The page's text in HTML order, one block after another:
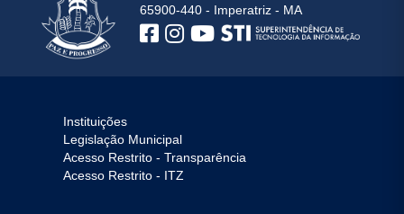
65900-440 - Imperatriz - MA
Instituições
Legislação Municipal
Acesso Restrito - Transparência
Acesso Restrito - ITZ